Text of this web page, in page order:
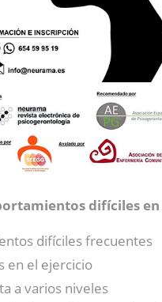
difíciles
difíciles frecuentes
en el ejercicio
a varios niveles